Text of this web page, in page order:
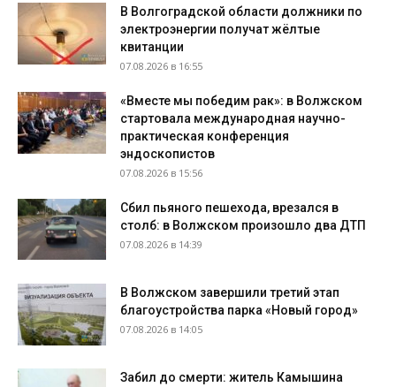
В Волгоградской области должники по
электроэнергии получат жёлтые
квитанции
07.08.2026 в 16:55
«Вместе мы победим рак»: в Волжском
стартовала международная научно-
практическая конференция
эндоскопистов
07.08.2026 в 15:56
Сбил пьяного пешехода, врезался в
столб: в Волжском произошло два ДТП
07.08.2026 в 14:39
В Волжском завершили третий этап
благоустройства парка «Новый город»
07.08.2026 в 14:05
Забил до смерти: житель Камышина